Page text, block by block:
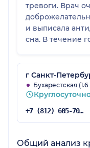
тревоги. Врач очень приятная,
и выписала
сна. В течение года мы корректировали
каждым месяцем. Сегодня чувствую
замечательно!
🤗
г Санкт-
Бухарестская
+7 (812) 605-70-92
Общий анализ